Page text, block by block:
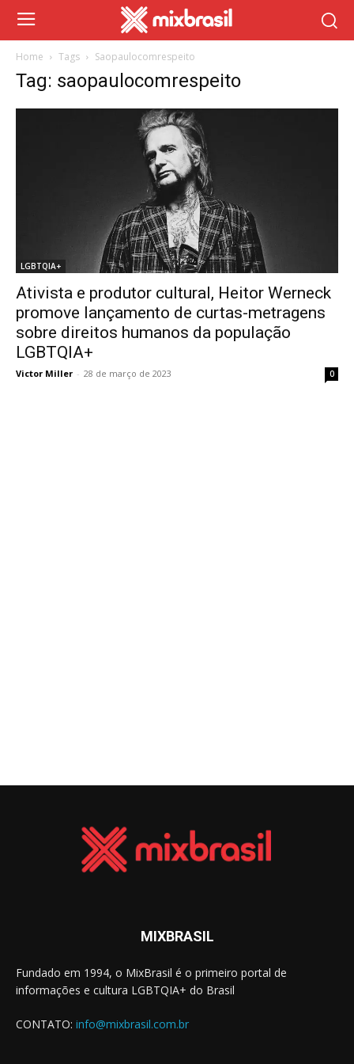
Home Tags Saopaulocomrespeito
Tag: saopaulocomrespeito
LGBTQIA+
Ativista e produtor cultural, Heitor Werneck
promove lançamento de curtas-metragens
sobre direitos humanos da população
LGBTQIA+
Victor Miller - 28 de março de 2023 0
MIXBRASIL
Fundado em 1994, o MixBrasil é o primeiro portal de
informações e cultura LGBTQIA+ do Brasil
CONTATO: info@mixbrasil.com.br